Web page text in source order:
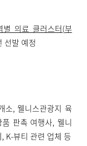
별 의료 클러스터(부
선발 예정
소, 웰니스관광지 육
판촉 여행사, 웰니
, K-뷰티 관련 업체 등